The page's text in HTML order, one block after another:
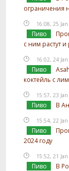
ограничения
16:08, 25
Пиво
с ним растут
16:02, 24
Пиво
коктейль с
15:57, 23
Пиво В
15:54, 22
Пиво
2024 году
15:52, 21
Пиво
В